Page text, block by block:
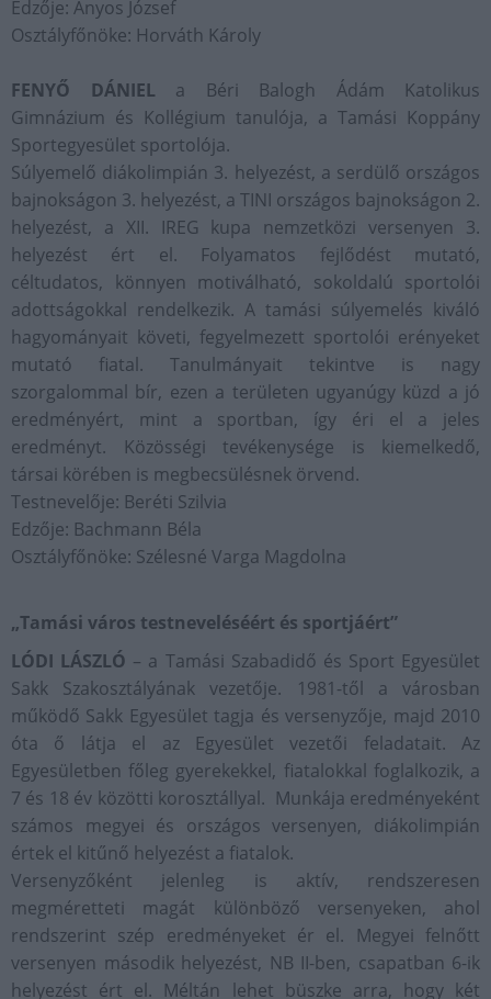
Edzője: Ányos József
Osztályfőnöke: Horváth Károly
FENYŐ DÁNIEL a Béri Balogh Ádám Katolikus
Gimnázium és Kollégium tanulója, a Tamási Koppány
Sportegyesület sportolója.
Súlyemelő diákolimpián 3. helyezést, a serdülő országos
bajnokságon 3. helyezést, a TINI országos bajnokságon 2.
helyezést, a XII. IREG kupa nemzetközi versenyen 3.
helyezést ért el. Folyamatos fejlődést mutató,
céltudatos, könnyen motiválható, sokoldalú sportolói
adottságokkal rendelkezik. A tamási súlyemelés kiváló
hagyományait követi, fegyelmezett sportolói erényeket
mutató fiatal. Tanulmányait tekintve is nagy
szorgalommal bír, ezen a területen ugyanúgy küzd a jó
eredményért, mint a sportban, így éri el a jeles
eredményt. Közösségi tevékenysége is kiemelkedő,
társai körében is megbecsülésnek örvend.
Testnevelője: Beréti Szilvia
Edzője: Bachmann Béla
Osztályfőnöke: Szélesné Varga Magdolna
„Tamási város testneveléséért és sportjáért”
LÓDI LÁSZLÓ – a Tamási Szabadidő és Sport Egyesület
Sakk Szakosztályának vezetője. 1981-től a városban
működő Sakk Egyesület tagja és versenyzője, majd 2010
óta ő látja el az Egyesület vezetői feladatait. Az
Egyesületben főleg gyerekekkel, fiatalokkal foglalkozik, a
7 és 18 év közötti korosztállyal. Munkája eredményeként
számos megyei és országos versenyen, diákolimpián
értek el kitűnő helyezést a fiatalok.
Versenyzőként jelenleg is aktív, rendszeresen
megméretteti magát különböző versenyeken, ahol
rendszerint szép eredményeket ér el. Megyei felnőtt
versenyen második helyezést, NB II-ben, csapatban 6-ik
helyezést ért el. Méltán lehet büszke arra, hogy két